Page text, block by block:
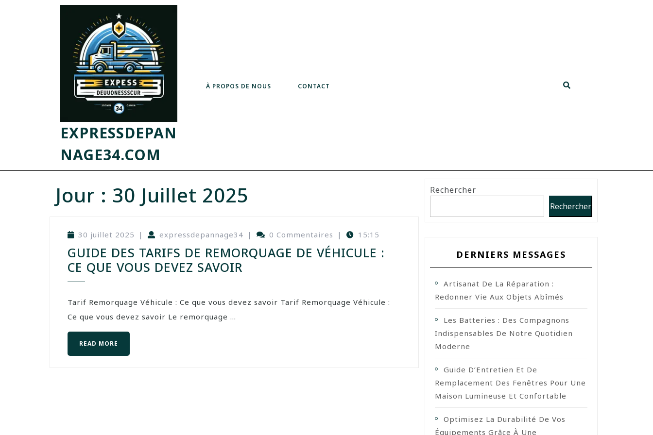
EXPRESSDEPAN
NAGE34.COM
À PROPOS DE NOUS CONTACT
Jour : 30 Juillet 2025
30 juillet 2025 | expressdepannage34 | 0 Commentaires | 15:15
GUIDE DES TARIFS DE REMORQUAGE DE VÉHICULE :
CE QUE VOUS DEVEZ SAVOIR
Tarif Remorquage Véhicule : Ce que vous devez savoir Tarif Remorquage Véhicule :
Ce que vous devez savoir Le remorquage ...
READ MORE
Rechercher
Rechercher
DERNIERS MESSAGES
Artisanat De La Réparation :
Redonner Vie Aux Objets Abîmés
Les Batteries : Des Compagnons
Indispensables De Notre Quotidien
Moderne
Guide D’Entretien Et De
Remplacement Des Fenêtres Pour Une
Maison Lumineuse Et Confortable
Optimisez La Durabilité De Vos
Équipements Grâce À Une